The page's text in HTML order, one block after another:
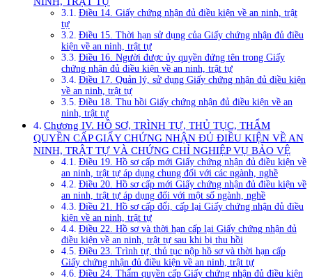
Điều 14. Giấy chứng nhận đủ điều kiện về an ninh, trật
tự
Điều 15. Thời hạn sử dụng của Giấy chứng nhận đủ điều
kiện về an ninh, trật tự
Điều 16. Người được ủy quyền đứng tên trong Giấy
chứng nhận đủ điều kiện về an ninh, trật tự
Điều 17. Quản lý, sử dụng Giấy chứng nhận đủ điều kiện
về an ninh, trật tự
Điều 18. Thu hồi Giấy chứng nhận đủ điều kiện về an
ninh, trật tự
Chương IV. HỒ SƠ, TRÌNH TỰ, THỦ TỤC, THẨM
QUYỀN CẤP GIẤY CHỨNG NHẬN ĐỦ ĐIỀU KIỆN VỀ AN
NINH, TRẬT TỰ VÀ CHỨNG CHỈ NGHIỆP VỤ BẢO VỆ
Điều 19. Hồ sơ cấp mới Giấy chứng nhận đủ điều kiện về
an ninh, trật tự áp dụng chung đối với các ngành, nghề
Điều 20. Hồ sơ cấp mới Giấy chứng nhận đủ điều kiện về
an ninh, trật tự áp dụng đối với một số ngành, nghề
Điều 21. Hồ sơ cấp đổi, cấp lại Giấy chứng nhận đủ điều
kiện về an ninh, trật tự
Điều 22. Hồ sơ và thời hạn cấp lại Giấy chứng nhận đủ
điều kiện về an ninh, trật tự sau khi bị thu hồi
Điều 23. Trình tự, thủ tục nộp hồ sơ và thời hạn cấp
Giấy chứng nhận đủ điều kiện về an ninh, trật tự
Điều 24. Thẩm quyền cấp Giấy chứng nhận đủ điều kiện